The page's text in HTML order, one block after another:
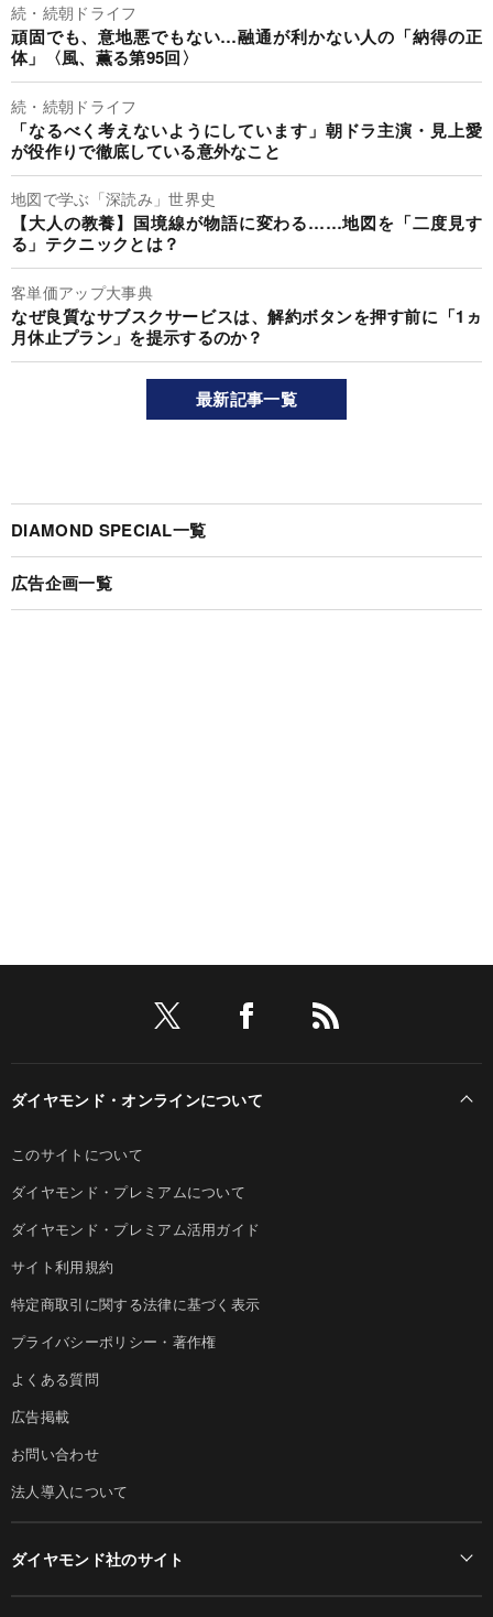
続・続朝ドライフ
頑固でも、意地悪でもない…融通が利かない人の「納得の正
体」〈風、薫る第95回〉
続・続朝ドライフ
「なるべく考えないようにしています」朝ドラ主演・見上愛
が役作りで徹底している意外なこと
地図で学ぶ「深読み」世界史
【大人の教養】国境線が物語に変わる……地図を「二度見す
る」テクニックとは？
客単価アップ大事典
なぜ良質なサブスクサービスは、解約ボタンを押す前に「1ヵ
月休止プラン」を提示するのか？
最新記事一覧
DIAMOND SPECIAL一覧
広告企画一覧
ダイヤモンド・オンラインについて
このサイトについて
ダイヤモンド・プレミアムについて
ダイヤモンド・プレミアム活用ガイド
サイト利用規約
特定商取引に関する法律に基づく表示
プライバシーポリシー・著作権
よくある質問
広告掲載
お問い合わせ
法人導入について
ダイヤモンド社のサイト